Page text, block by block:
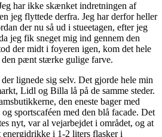
har ikke skænket indretningen af
jeg flyttede derfra. Jeg har derfor heller
der nu så ud i stueetagen, efter jeg
jeg fik sneget mig ind gennem den
der midt i foyeren igen, kom det hele
pænt stærke gulige farve.
lignede sig selv. Det gjorde hele min
Lidl og Billa lå på de samme steder.
den eneste bager med
sportscaféen med den blå facade. Det
nyt, var al vejarbejdet i området, og at
i 1-2 liters flasker i